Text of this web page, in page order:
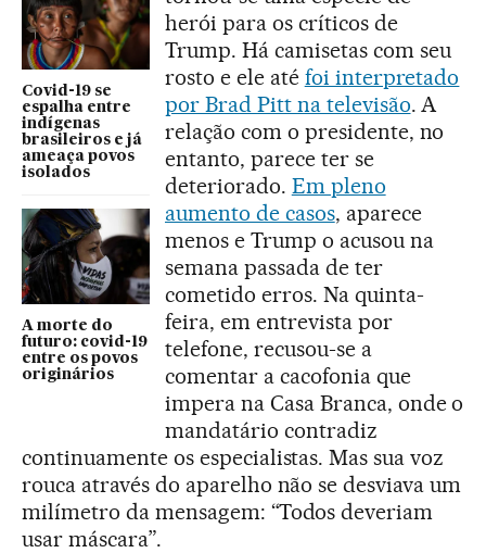
Covid-19 se
espalha entre
indígenas
brasileiros e já
ameaça povos
isolados
A morte do
futuro: covid-19
entre os povos
originários
herói para os críticos de
Trump. Há camisetas com seu
rosto e ele até foi interpretado
por Brad Pitt na televisão. A
relação com o presidente, no
entanto, parece ter se
deteriorado. Em pleno
aumento de casos, aparece
menos e Trump o acusou na
semana passada de ter
cometido erros. Na quinta-
feira, em entrevista por
telefone, recusou-se a
comentar a cacofonia que
impera na Casa Branca, onde o
mandatário contradiz
continuamente os especialistas. Mas sua voz
rouca através do aparelho não se desviava um
milímetro da mensagem: “Todos deveriam
usar máscara”.